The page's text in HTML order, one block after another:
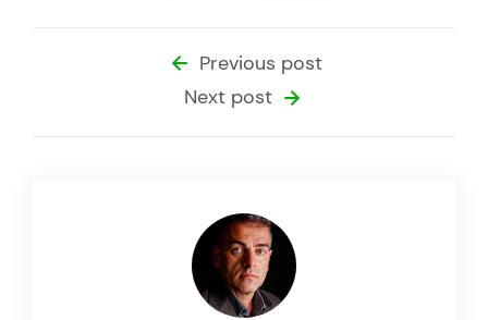
Previous post
Next post